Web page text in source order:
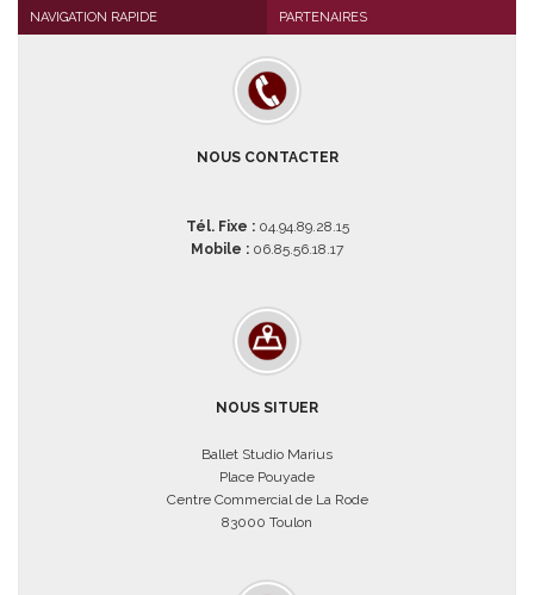
NAVIGATION RAPIDE PARTENAIRES
NOUS CONTACTER
Tél. Fixe : 04.94.89.28.15
Mobile : 06.85.56.18.17
NOUS SITUER
Ballet Studio Marius
Place Pouyade
Centre Commercial de La Rode
83000 Toulon